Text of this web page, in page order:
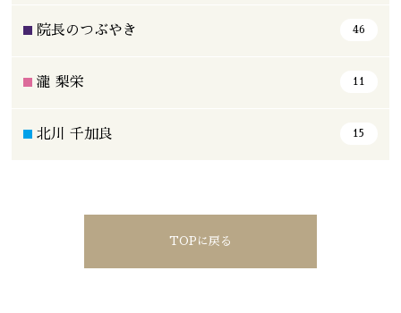
院長のつぶやき 46
瀧 梨栄 11
北川 千加良 15
TOPに戻る